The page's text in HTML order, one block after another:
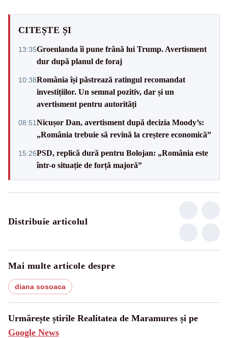
CITEȘTE ȘI
13:35Groenlanda îi pune frână lui Trump. Avertisment
dur după planul de foraj
10:38România își păstrează ratingul recomandat
investițiilor. Un semnal pozitiv, dar și un
avertisment pentru autorități
08:51Nicușor Dan, avertisment după decizia Moody’s:
„România trebuie să revină la creștere economică”
15:26PSD, replică dură pentru Bolojan: „România este
într-o situație de forță majoră”
Distribuie articolul
Mai multe articole despre
diana sosoaca
Urmărește știrile Realitatea de Maramures și pe
Google News